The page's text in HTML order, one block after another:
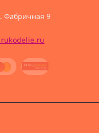
Фабричная 9